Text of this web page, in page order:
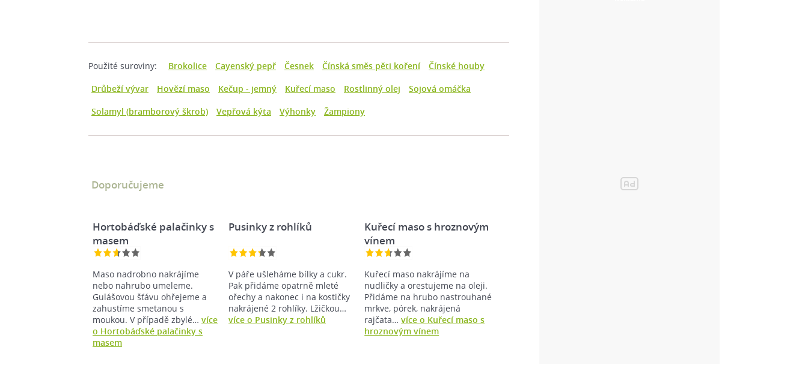
Použité suroviny: Brokolice Cayenský pepř Česnek Čínská směs pěti koření
Čínské houby
Drůbeží vývar
Hovězí maso Kečup - jemný Kuřecí maso Rostlinný olej
Sojová omáčka
Solamyl (bramborový škrob)
Vepřová kýta Výhonky Žampiony
Doporučujeme
Hortobáďské palačinky s
masem
Maso nadrobno nakrájíme
nebo nahrubo umeleme.
Gulášovou šťávu ohřejeme a
zahustíme smetanou s
moukou. V případě zbylé… více
o Hortobáďské palačinky s
masem
Pusinky z rohlíků
V páře ušleháme bílky a cukr.
Pak přidáme opatrně mleté
ořechy a nakonec i na kostičky
nakrájené 2 rohlíky. Lžičkou…
více o Pusinky z rohlíků
Kuřecí maso s hroznovým
vínem
Kuřecí maso nakrájíme na
nudličky a orestujeme na oleji.
Přidáme na hrubo nastrouhané
mrkve, pórek, nakrájená
rajčata…více o Kuřecí maso s
hroznovým vínem